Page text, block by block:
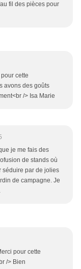
fil des pièces pour
cette
avons des goûts
/> Isa Marie
je me fais des
de stands où
séduire par de jolies
de campagne. Je
pour cette
/> Bien